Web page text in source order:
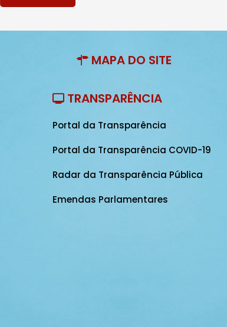
MAPA DO SITE
TRANSPARÊNCIA
Portal da Transparência
Portal da Transparência COVID-19
Radar da Transparência Pública
Emendas Parlamentares